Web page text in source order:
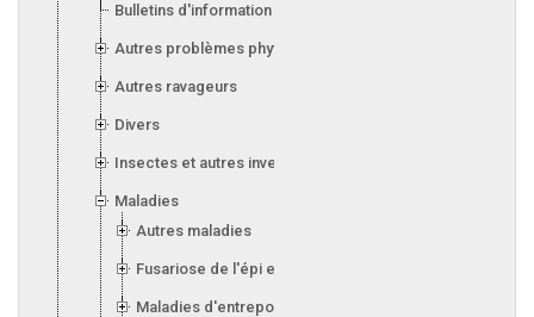
Bulletins d'information 2017
Autres problèmes phytosanitaires
Autres ravageurs
Divers
Insectes et autres invertébrés
Maladies
Autres maladies
Fusariose de l'épi et de l'orge
Maladies d'entreposage (silos)